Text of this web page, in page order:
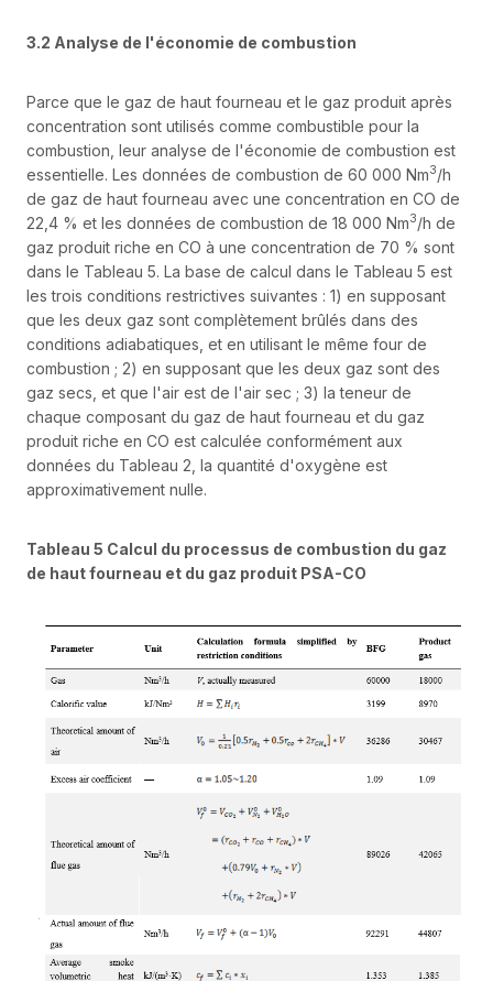
3.2 Analyse de l'économie de combustion
Parce que le gaz de haut fourneau et le gaz produit après
concentration sont utilisés comme combustible pour la
combustion, leur analyse de l'économie de combustion est
essentielle. Les données de combustion de 60 000 Nm3/h
de gaz de haut fourneau avec une concentration en CO de
22,4 % et les données de combustion de 18 000 Nm3/h de
gaz produit riche en CO à une concentration de 70 % sont
dans le Tableau 5. La base de calcul dans le Tableau 5 est
les trois conditions restrictives suivantes : 1) en supposant
que les deux gaz sont complètement brûlés dans des
conditions adiabatiques, et en utilisant le même four de
combustion ; 2) en supposant que les deux gaz sont des
gaz secs, et que l'air est de l'air sec ; 3) la teneur de
chaque composant du gaz de haut fourneau et du gaz
produit riche en CO est calculée conformément aux
données du Tableau 2, la quantité d'oxygène est
approximativement nulle.
Tableau 5 Calcul du processus de combustion du gaz
de haut fourneau et du gaz produit PSA-CO